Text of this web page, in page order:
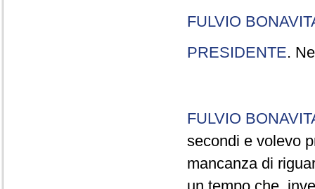
FULVIO
PRESIDENTE.
FULVIO
secondi e volevo
mancanza di